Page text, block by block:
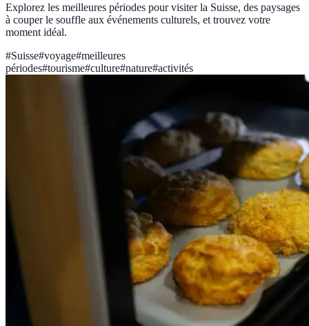
Explorez les meilleures périodes pour visiter la Suisse, des paysages
à couper le souffle aux événements culturels, et trouvez votre
moment idéal.
#Suisse#voyage#meilleures
périodes#tourisme#culture#nature#activités